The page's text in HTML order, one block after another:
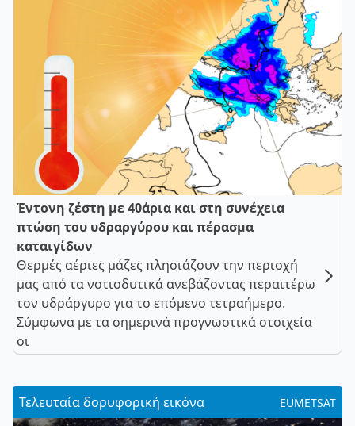
Έντονη ζέστη με 40άρια και στη συνέχεια
πτώση του υδραργύρου και πέρασμα
καταιγίδων
Θερμές αέριες μάζες πλησιάζουν την περιοχή
μας από τα νοτιοδυτικά ανεβάζοντας περαιτέρω
τον υδράργυρο για το επόμενο τετραήμερο.
Σύμφωνα με τα σημερινά προγνωστικά στοιχεία
οι
Τελευταία δορυφορική εικόνα EUMETSAT